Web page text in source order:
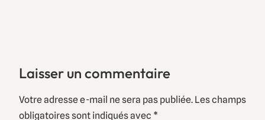
Laisser un commentaire
Votre adresse e-mail ne sera pas publiée. Les champs
obligatoires sont indiqués avec *